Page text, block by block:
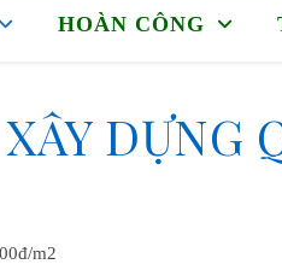
HOÀN CÔNG
DỰNG
m2